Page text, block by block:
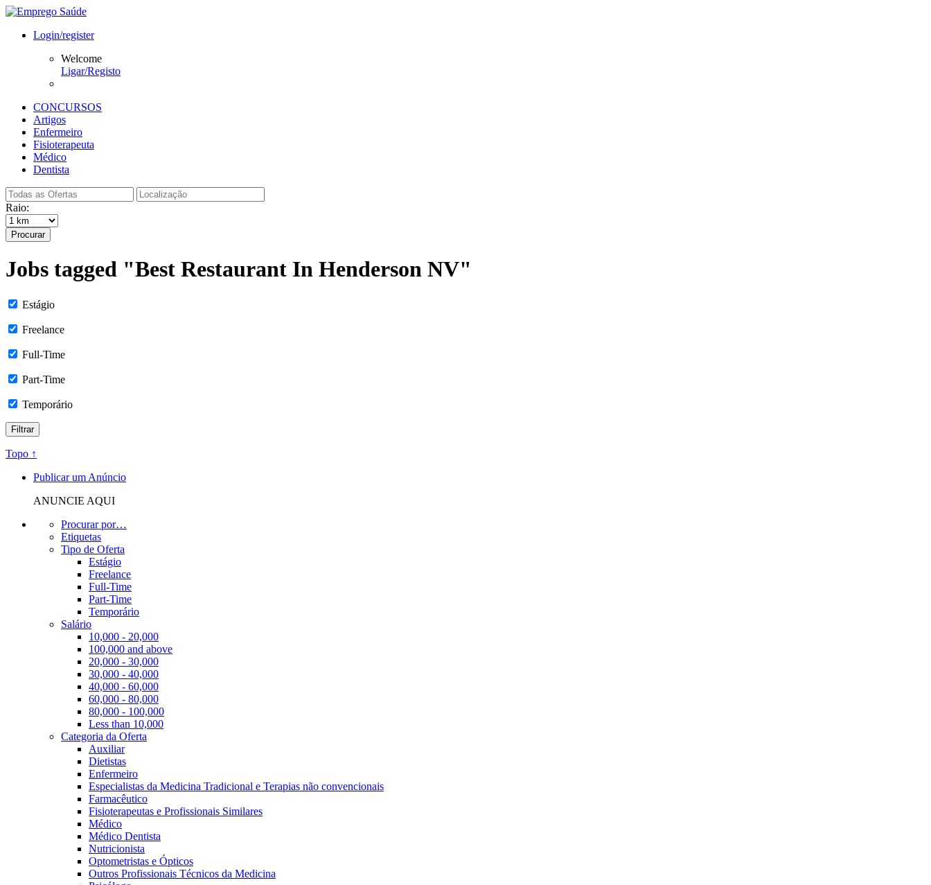
Login/register
Welcome
Ligar/Registo
CONCURSOS
Artigos
Enfermeiro
Fisioterapeuta
Médico
Dentista
Raio:
Procurar
Jobs tagged "Best Restaurant In Henderson NV"
Estágio
Freelance
Full-Time
Part-Time
Temporário
Topo ↑
Publicar um Anúncio
ANUNCIE AQUI
Procurar por…
Etiquetas
Tipo de Oferta
Estágio
Freelance
Full-Time
Part-Time
Temporário
Salário
10,000 - 20,000
100,000 and above
20,000 - 30,000
30,000 - 40,000
40,000 - 60,000
60,000 - 80,000
80,000 - 100,000
Less than 10,000
Categoria da Oferta
Auxiliar
Dietistas
Enfermeiro
Especialistas da Medicina Tradicional e Terapias não convencionais
Farmacêutico
Fisioterapeutas e Profissionais Similares
Médico
Médico Dentista
Nutricionista
Optometristas e Ópticos
Outros Profissionais Técnicos da Medicina